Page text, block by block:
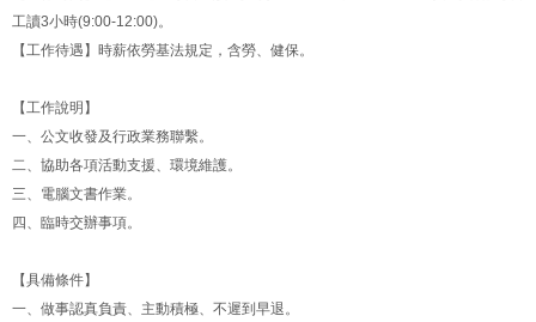
工讀3小時(9:00-12:00)。
【工作待遇】時薪依勞基法規定，含勞、健保。
【工作說明】
一、公文收發及行政業務聯繫。
二、協助各項活動支援、環境維護。
三、電腦文書作業。
四、臨時交辦事項。
【具備條件】
一、做事認真負責、主動積極、不遲到早退。